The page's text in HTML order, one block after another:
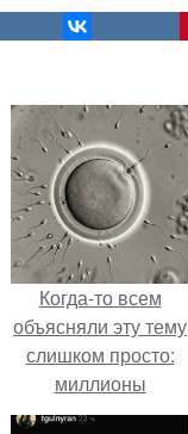
Когда-то всем
объясняли эту тему
слишком просто:
миллионы
сперматозоидов